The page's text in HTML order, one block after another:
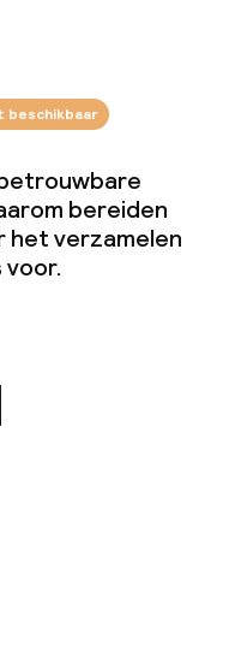
beschikbaar
bereiden
het verzamelen